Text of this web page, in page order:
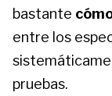
bastante
entre los
pruebas.